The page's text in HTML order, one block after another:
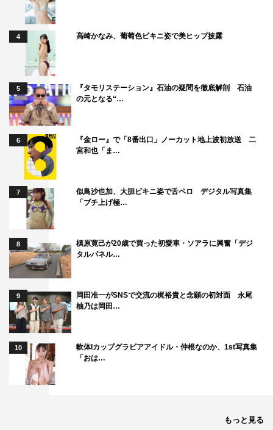
4 高崎かなみ、葡萄色ビキニ姿で美ヒップ披露
5
『タモリステーション』石油の疑問を徹底解剖 石油
の元となる“…
6
『金ロー』で「8番出口」ノーカット地上波初放送 二
宮和也「ま…
7
似鳥沙也加、大胆ビキニ姿で舌ペロ デジタル写真集
「ブチ上げ極…
8
槙原寛己が20歳で買った初愛車・ソアラに興奮「デジ
タルパネル…
9
岡田准一がSNSで交流の梶裕貴と念願の初対面 永尾
柚乃は岡田…
10
軟体Iカップグラビアアイドル・仲根なのか、1st写真集
「おは…
もっと見る